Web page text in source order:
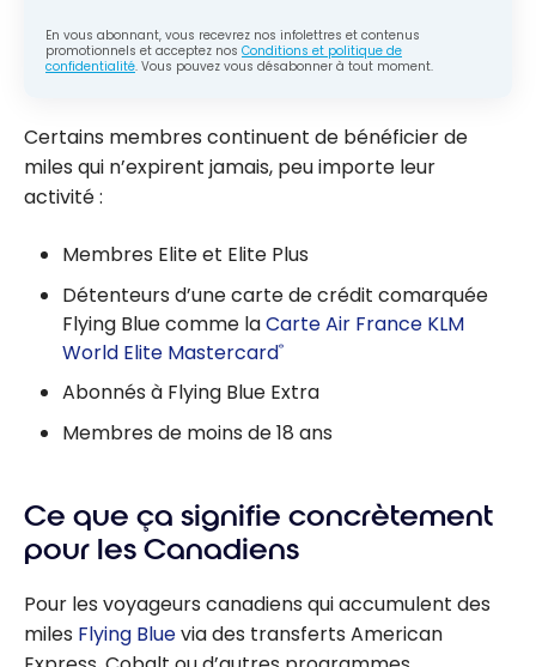
En vous abonnant, vous recevrez nos infolettres et contenus
promotionnels et acceptez nos Conditions et politique de
confidentialité. Vous pouvez vous désabonner à tout moment.
Certains membres continuent de bénéficier de
miles qui n’expirent jamais, peu importe leur
activité :
Membres Elite et Elite Plus
Détenteurs d’une carte de crédit comarquée
Flying Blue comme laCarte Air France KLM
World Elite Mastercard®
Abonnés à Flying Blue Extra
Membres de moins de 18 ans
Ce que ça signifie concrètement
pour les Canadiens
Pour les voyageurs canadiens qui accumulent des
miles Flying Bluevia des transferts American